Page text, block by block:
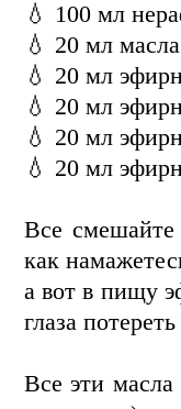
💧 100 мл
💧 20 мл
💧 20 мл
💧 20 мл
💧 20 мл
💧 20 мл
Все смешайте
как
а вот в пищу
глаза
Все эти